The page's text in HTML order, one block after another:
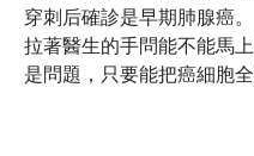
穿刺后確診是早期肺腺癌
拉著醫生的手問能不能馬
是問題，只要能把癌細胞